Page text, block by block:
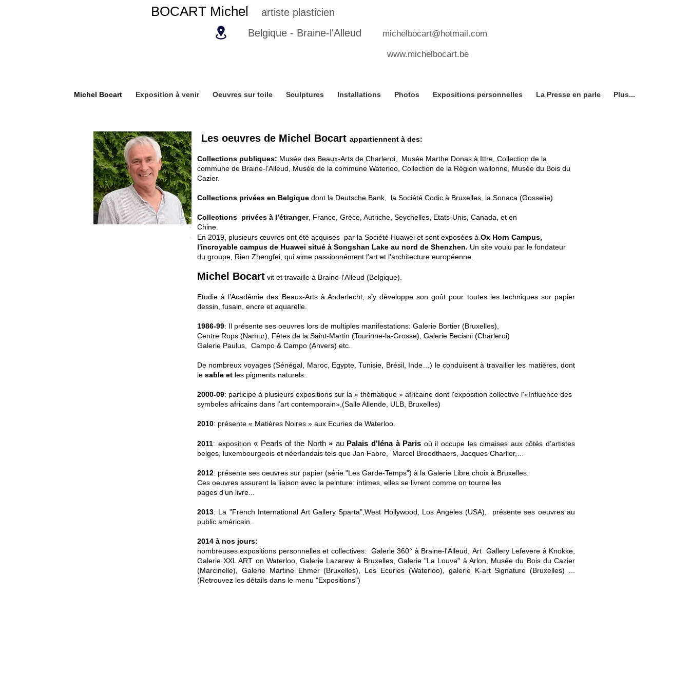
BOCART Michel
artiste plasticien
Belgique - Braine-l'Alleud
michelbocart@hotmail.com
www.michelbocart.be
Michel Bocart Exposition à venir Oeuvres sur toile Sculptures Installations Photos Expositions personnelles La Presse en parle Plus...
Les oeuvres de Michel Bocart appartiennent à des:
Collections publiques: Musée des Beaux-Arts de Charleroi,
Musée Marthe Donas à Ittre, Collection de la
commune de Braine-l’Alleud, Musée de la commune Waterloo, Collection de la Région wallonne, Musée du Bois du
Cazier.
Collections privées en Belgique dont la Deutsche Bank, la Société Codic à Bruxelles, la Sonaca (Gosselie).
Collections privées à l’étranger, France, Grèce, Autriche, Seychelles, Etats-Unis, Canada, et en
Chine.
En 2019, plusieurs œuvres ont été acquises par la Société Huawei et sont exposées à Ox Horn Campus,
l'incroyable campus de Huawei situé à Songshan Lake au nord de Shenzhen. Un site voulu par le fondateur
du groupe, Rien Zhengfei, qui aime passionnément l'art et l'architecture européenne.
Michel Bocart vit et travaille à Braine-l'Alleud (Belgique).
Etudie à l’Académie des Beaux-Arts à Anderlecht, s’y développe son goût pour toutes les techniques sur papier
dessin, fusain, encre et aquarelle.
1986-99: Il présente ses oeuvres lors de multiples manifestations: Galerie Bortier (Bruxelles),
Centre Rops (Namur), Fêtes de la Saint-Martin (Tourinne-la-Grosse), Galerie Beciani (Charleroi)
Galerie Paulus, Campo & Campo (Anvers) etc.
De nombreux voyages (Sénégal, Maroc, Egypte, Tunisie, Brésil, Inde…) le conduisent à travailler les matières, dont
le sable et les pigments naturels.
2000-09: participe à plusieurs expositions sur la « thématique » africaine dont l'exposition collective l'«Influence des
symboles africains dans l’art contemporain»,(Salle Allende, ULB, Bruxelles)
2010: présente « Matières Noires » aux Ecuries de Waterloo.
2011: exposition « Pearls of the North» au Palais d'Iéna à Paris où il occupe les cimaises aux côtés d’artistes
belges, luxembourgeois et néerlandais tels que Jan Fabre, Marcel Broodthaers, Jacques Charlier,…
2012: présente ses oeuvres sur papier (série "Les Garde-Temps") à la Galerie Libre choix à Bruxelles.
Ces oeuvres assurent la liaison avec la peinture: intimes, elles se livrent comme on tourne les
pages d'un livre...
2013: La "French International Art Gallery Sparta",West Hollywood, Los Angeles (USA), présente ses oeuvres au
public américain.
2014 à nos jours:
nombreuses expositions personnelles et collectives: Galerie 360° à Braine-l'Alleud, Art Gallery Lefevere à Knokke,
Galerie XXL ART on Waterloo, Galerie Lazarew à Bruxelles, Galerie "La Louve" à Arlon, Musée du Bois du Cazier
(Marcinelle), Galerie Martine Ehmer (Bruxelles), Les Ecuries (Waterloo), galerie K-art Signature (Bruxelles) ...
(Retrouvez les détails dans le menu "Expositions")